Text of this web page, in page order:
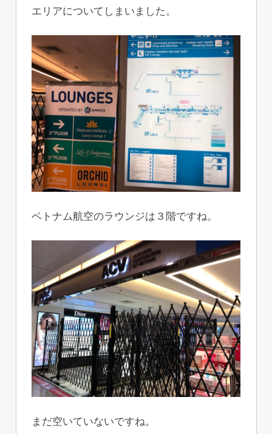
エリアについてしまいました。
ベトナム航空のラウンジは３階ですね。
まだ空いていないですね。